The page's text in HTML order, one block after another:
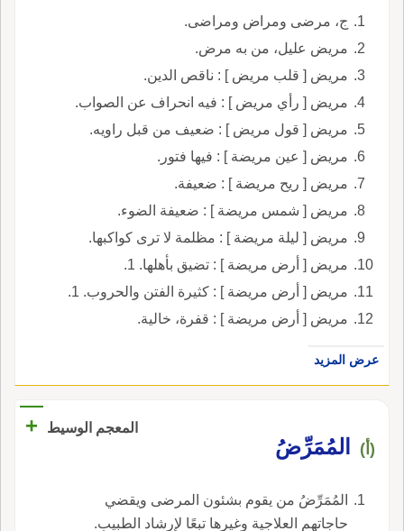
ج، مرضى ومراض ومراضى.
مريض عليل، من به مرض.
مريض [ قلب مريض ] : ناقص الدين.
مريض [ رأي مريض ] : فيه انحراف عن الصواب.
مريض [ قول مريض ] : ضعيف من قبل راويه.
مريض [ عين مريضة ] : فيها فتور.
مريض [ ريح مريضة ] : ضعيفة.
مريض [ شمس مريضة ] : ضعيفة الضوء.
مريض [ ليلة مريضة ] : مظلمة لا ترى كواكبها.
مريض [ أرض مريضة ] : تضيق بأهلها. 1.
مريض [ أرض مريضة ] : كثيرة الفتن والحروب. 1.
مريض [ أرض مريضة ] : قفرة، خالية.
عرض المزيد
المعجم الوسيط +
(أ) المُمَرِّضُ
المُمَرِّضُ من يقوم بشئون المرضى ويقضي
حاجاتهم العلاجية وغيرها تبعًا لإرشاد الطبيب.